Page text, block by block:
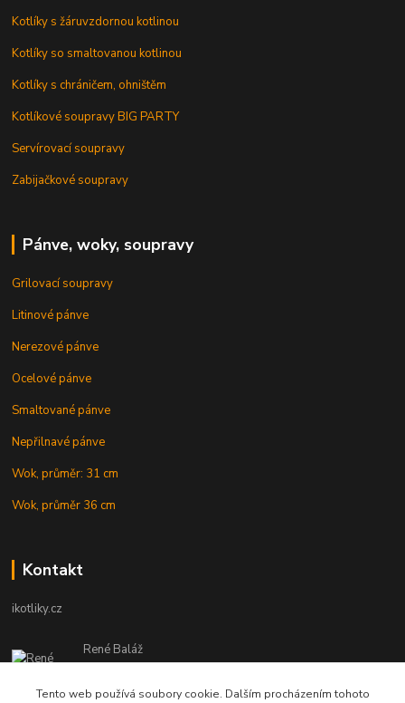
Kotlíky s žáruvzdornou kotlinou
Kotlíky so smaltovanou kotlinou
Kotlíky s chráničem, ohništěm
Kotlíkové soupravy BIG PARTY
Servírovací soupravy
Zabijačkové soupravy
Pánve, woky, soupravy
Grilovací soupravy
Litinové pánve
Nerezové pánve
Ocelové pánve
Smaltované pánve
Nepřilnavé pánve
Wok, průměr: 31 cm
Wok, průměr 36 cm
Kontakt
ikotliky.cz
René Baláž
Eshop: +421 902 212 007
od 8:00 - do 16:00 hod
Tento web používá soubory cookie. Dalším procházením tohoto